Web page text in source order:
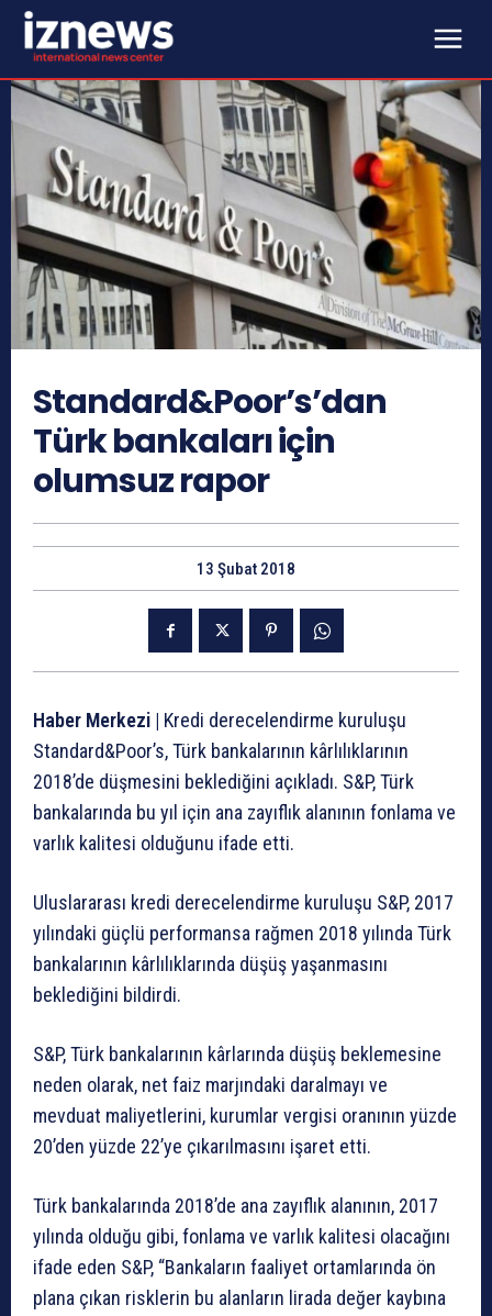
Standard&Poor’s’dan
Türk bankaları için
olumsuz rapor
13 Şubat 2018
Haber Merkezi | Kredi derecelendirme kuruluşu
Standard&Poor’s, Türk bankalarının kârlılıklarının
2018’de düşmesini beklediğini açıkladı. S&P, Türk
bankalarında bu yıl için ana zayıflık alanının fonlama ve
varlık kalitesi olduğunu ifade etti.
Uluslararası kredi derecelendirme kuruluşu S&P, 2017
yılındaki güçlü performansa rağmen 2018 yılında Türk
bankalarının kârlılıklarında düşüş yaşanmasını
beklediğini bildirdi.
S&P, Türk bankalarının kârlarında düşüş beklemesine
neden olarak, net faiz marjındaki daralmayı ve
mevduat maliyetlerini, kurumlar vergisi oranının yüzde
20’den yüzde 22’ye çıkarılmasını işaret etti.
Türk bankalarında 2018’de ana zayıflık alanının, 2017
yılında olduğu gibi, fonlama ve varlık kalitesi olacağını
ifade eden S&P, “Bankaların faaliyet ortamlarında ön
plana çıkan risklerin bu alanların lirada değer kaybına